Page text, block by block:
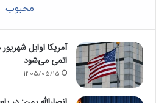
محبوب
آمریکا اوایل
اتمی می‌شود
1405/05/15